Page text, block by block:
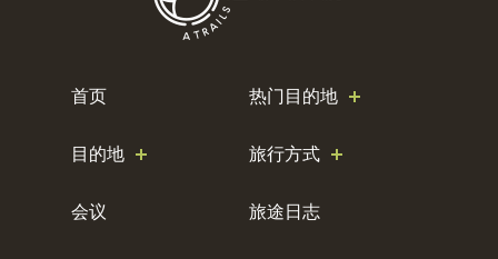
首页 热门目的地
目的地 旅行方式
会议 旅途日志